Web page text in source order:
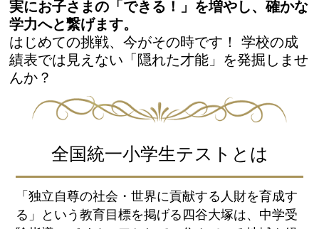
実にお子さまの「できる！」を増やし、確かな
学力へと繋げます。
はじめての挑戦、今がその時です！ 学校の成
績表では見えない「隠れた才能」を発掘しませ
んか？
全国統一小学生テストとは
「独立自尊の社会・世界に貢献する人財を育成す
る」という教育目標を掲げる四谷大塚は、中学受